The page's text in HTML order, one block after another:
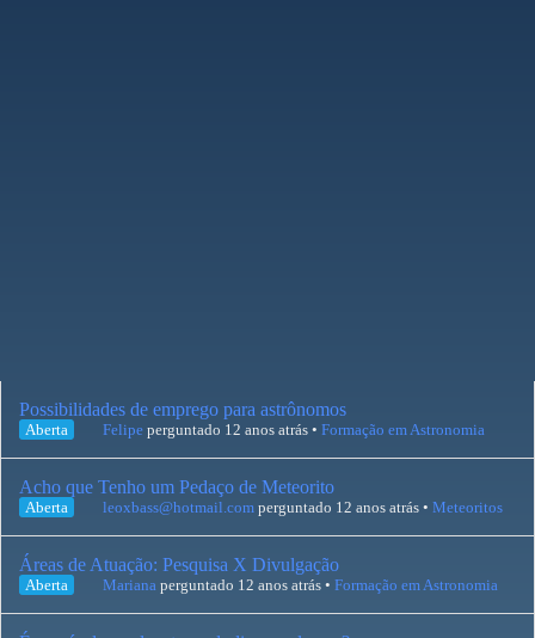
Possibilidades de emprego para astrônomos
Aberta Felipe perguntado 12 anos atrás • Formação em Astronomia
Acho que Tenho um Pedaço de Meteorito
Aberta leoxbass@hotmail.com perguntado 12 anos atrás • Meteoritos
Áreas de Atuação: Pesquisa X Divulgação
Aberta Mariana perguntado 12 anos atrás • Formação em Astronomia